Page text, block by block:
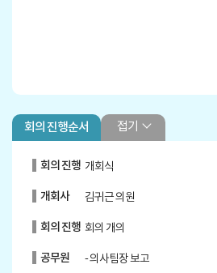
회의 진행순서 접기
회의 진행 개회식
개회사 김귀근 의원
회의 진행 회의 개의
공무원 - 의사팀장 보고